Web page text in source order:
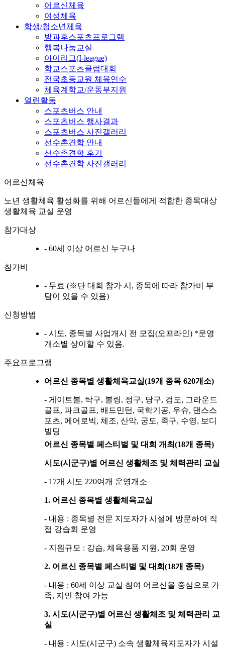
어르신체육
여성체육
학생/청소년체육
방과후스포츠프로그램
행복나눔교실
아이리그(I-league)
학교스포츠클럽대회
전국초등교원 체육연수
체육계학교/운동부지원
열린활동
스포츠버스 안내
스포츠버스 행사결과
스포츠버스 사진갤러리
선수촌견학 안내
선수촌견학 후기
선수촌견학 사진갤러리
어르신체육
노년 생활체육 활성화를 위해 어르신들에게 적합한 종목대상
생활체육 교실 운영
참가대상
- 60세 이상 어르신 누구나
참가비
- 무료 (※단 대회 참가 시, 종목에 따라 참가비 부
담이 있을 수 있음)
신청방법
- 시도, 종목별 사업개시 전 모집(오프라인) *운영
개소별 상이할 수 있음.
주요프로그램
어르신 종목별 생활체육교실(19개 종목 620개소)
- 게이트볼, 탁구, 볼링, 정구, 당구, 검도, 그라운드
골프, 파크골프, 배드민턴, 국학기공, 우슈, 댄스스
포츠, 에어로빅, 체조, 산악, 궁도, 족구, 수영, 보디
빌딩
어르신 종목별 페스티벌 및 대회 개최(18개 종목)
시도(시군구)별 어르신 생활체조 및 체력관리 교실
- 17개 시도 220여개 운영개소
1. 어르신 종목별 생활체육교실
- 내용 : 종목별 전문 지도자가 시설에 방문하여 직
접 강습회 운영
- 지원규모 : 강습, 체육용품 지원, 20회 운영
2. 어르신 종목별 페스티벌 및 대회(18개 종목)
- 내용 : 60세 이상 교실 참여 어르신을 중심으로 가
족, 지인 참여 가능
3. 시도(시군구)별 어르신 생활체조 및 체력관리 교
실
- 내용 : 시도(시군구) 소속 생활체육지도자가 시설